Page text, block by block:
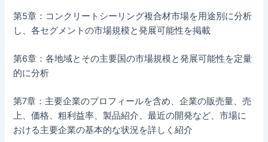
第5章：コンクリートシーリング複合材市場を用途別に分析
し、各セグメントの市場規模と発展可能性を掲載
第6章：各地域とその主要国の市場規模と発展可能性を定量
的に分析
第7章：主要企業のプロフィールを含め、企業の販売量、売
上、価格、粗利益率、製品紹介、最近の開発など、市場に
おける主要企業の基本的な状況を詳しく紹介